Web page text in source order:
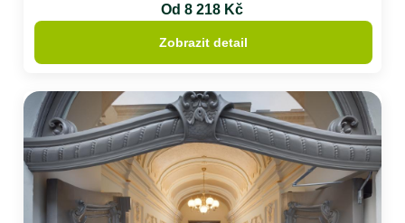
Od 8 218 Kč
Zobrazit detail